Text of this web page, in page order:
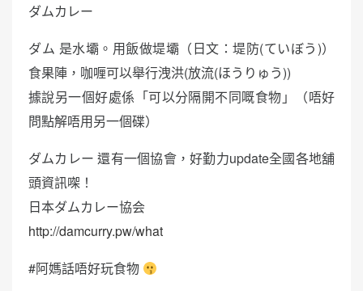
ダムカレー
ダム 是水壩。用飯做堤壩（日文：堤防(ていぼう)）
食果陣，咖喱可以舉行洩洪(放流(ほうりゅう))
據說另一個好處係「可以分隔開不同嘅食物」（唔好
問點解唔用另一個碟）
ダムカレー 還有一個協會，好勤力update全國各地舖
頭資訊㗎！
日本ダムカレー協会
http://damcurry.pw/what
#阿媽話唔好玩食物